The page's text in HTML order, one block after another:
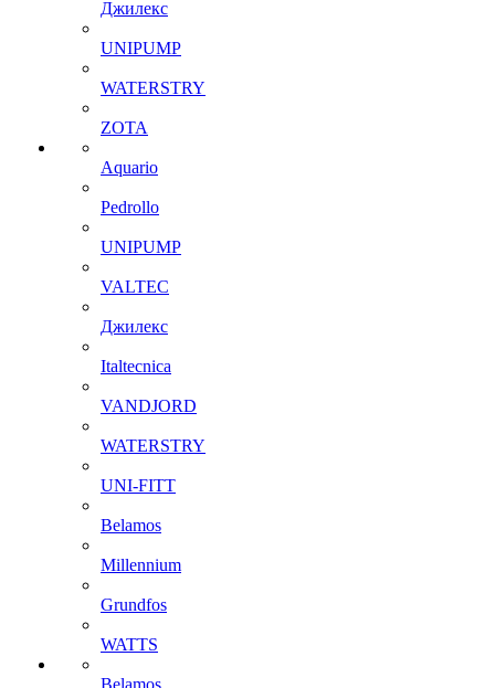
Джилекс
UNIPUMP
WATERSTRY
ZOTA
Aquario
Pedrollo
UNIPUMP
VALTEC
Джилекс
Italtecnica
VANDJORD
WATERSTRY
UNI-FITT
Belamos
Millennium
Grundfos
WATTS
Belamos